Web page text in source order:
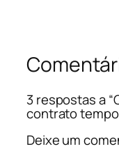
3 respostas a
contrato
Deixe um